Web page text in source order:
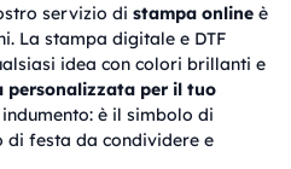
servizio di stampa online è
La stampa digitale e DTF
idea con colori brillanti e
personalizzata per il tuo
è il simbolo di
di festa da condividere e